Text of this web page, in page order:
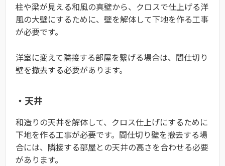
柱や梁が見える和風の真壁から、クロスで仕上げる洋
風の大壁にするために、壁を解体して下地を作る工事
が必要です。
洋室に変えて隣接する部屋を繋げる場合は、間仕切り
壁を撤去する必要があります。
・天井
和造りの天井を解体して、クロス仕上げにするために
下地を作る工事が必要です。間仕切り壁を撤去する場
合には、隣接する部屋との天井の高さを合わせる必要
があります。